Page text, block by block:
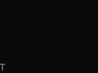
un nouvel onglet